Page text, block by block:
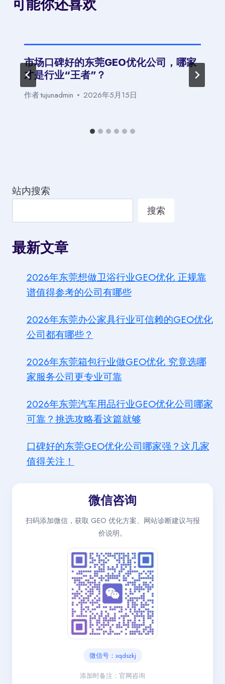
可能你还喜欢
市场口碑好的东莞GEO优化公司，哪家
才是行业“王者”？
作者tujunadmin 2026年5月15日
站内搜索
搜索
最新文章
2026年东莞想做卫浴行业GEO优化 正规靠
谱值得参考的公司有哪些
2026年东莞办公家具行业可信赖的GEO优化
公司都有哪些？
2026年东莞箱包行业做GEO优化 究竟选哪
家服务公司更专业可靠
2026年东莞汽车用品行业GEO优化公司哪家
可靠？挑选攻略看这篇就够
口碑好的东莞GEO优化公司哪家强？这几家
值得关注！
微信咨询
扫码添加微信，获取 GEO 优化方案、网站诊断建议与报
价说明。
微信号：xqdszkj
添加时备注：官网咨询